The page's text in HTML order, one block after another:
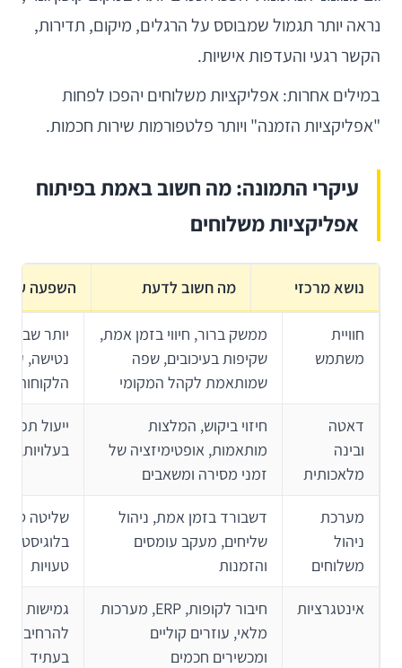
נראה יותר תגמול שמבוסס על הרגלים, מיקום, תדירות,
הקשר רגעי והעדפות אישיות.
במילים אחרות: אפליקציות משלוחים יהפכו לפחות
"אפליקציות הזמנה" ויותר פלטפורמות שירות חכמות.
עיקרי התמונה: מה חשוב באמת בפיתוח
אפליקציות משלוחים
נושא מרכזי מה חשוב לדעת השפעה על
חוויית
משתמש
ממשק ברור, חיווי בזמן אמת,
שקיפות בעיכובים, שפה
שמותאמת לקהל המקומי
יותר
נטישה,
הלקוחות
דאטה
ובינה
מלאכותית
חיזוי ביקוש, המלצות
מותאמות, אופטימיזציה של
זמני מסירה ומשאבים
ייעול
בעלויות,
מערכת
ניהול
משלוחים
דשבורד בזמן אמת, ניהול
שליחים, מעקב עומסים
והזמנות
שליטה
טעויות
אינטגרציות
חיבור לקופות, ERP, מערכות
מלאי, עוזרים קוליים
ומכשירים חכמים
גמישות
להרחיב
בעתיד